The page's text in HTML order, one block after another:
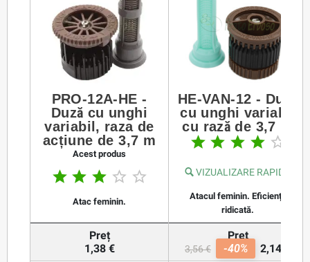
PRO-12A-HE -
Duză cu unghi
variabil, raza de
acțiune de 3,7 m
Acest produs
    
Atac feminin.
HE-VAN-12 - Duză
cu unghi variabil
cu rază de 3,7 m
    
VIZUALIZARE RAPIDĂ
Atacul feminin. Eficiență
ridicată.
Preț
1,38 €
Preț
3,56 € -40% 2,14 €